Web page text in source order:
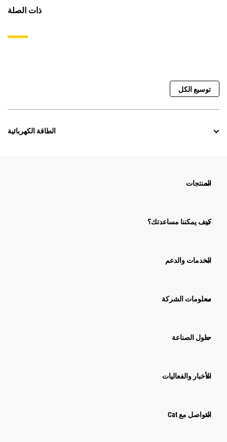
ذات الصلة
توسيع الكل
الطاقة الكهربائية
المنتجات
كيف يمكننا مساعدتك؟
الخدمات والدعم
معلومات الشركة
حلول الصناعة
الأخبار والفعاليات
التواصل مع Cat